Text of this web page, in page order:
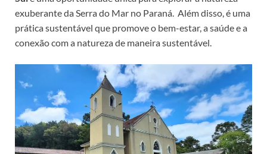
exuberante da Serra do Mar no Paraná. Além disso, é uma
prática sustentável que promove o bem-estar, a saúde e a
conexão com a natureza de maneira sustentável.